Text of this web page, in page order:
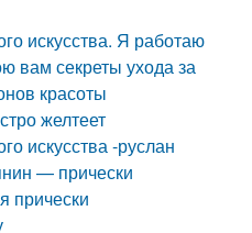
искусства. Я работаю
вам секреты ухода за
красоты
желтеет
искусства -руслан
— прически
прически